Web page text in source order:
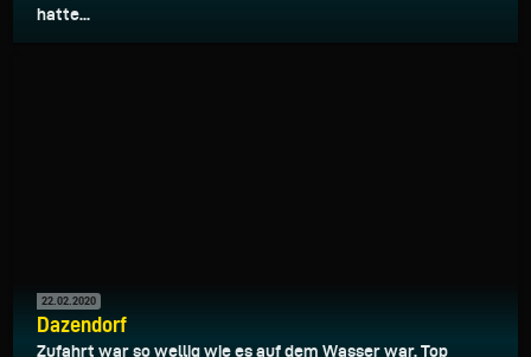
hatte...
22.02.2020
Dazendorf
Zufahrt war so wellig wie es auf dem Wasser war. Top